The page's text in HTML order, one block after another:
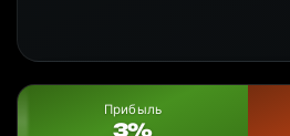
Прибыль
3%